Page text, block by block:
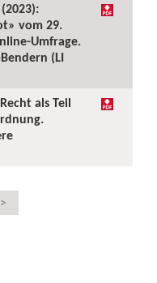
vom 29.
Umfrage.
(LI
als Teil
>